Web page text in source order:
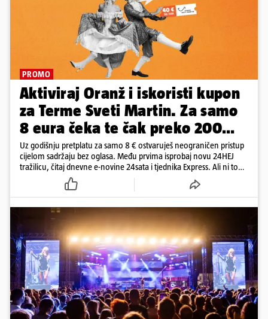
PROMO
Aktiviraj Oranž i iskoristi kupon
za Terme Sveti Martin. Za samo
8 eura čeka te čak preko 200
eura kupona!
Uz godišnju pretplatu za samo 8 € ostvaruješ neograničen pristup
cijelom sadržaju bez oglasa. Među prvima isprobaj novu 24HEJ
tražilicu, čitaj dnevne e-novine 24sata i tjednika Express. Ali ni to